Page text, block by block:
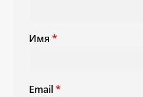
Имя *
Email*